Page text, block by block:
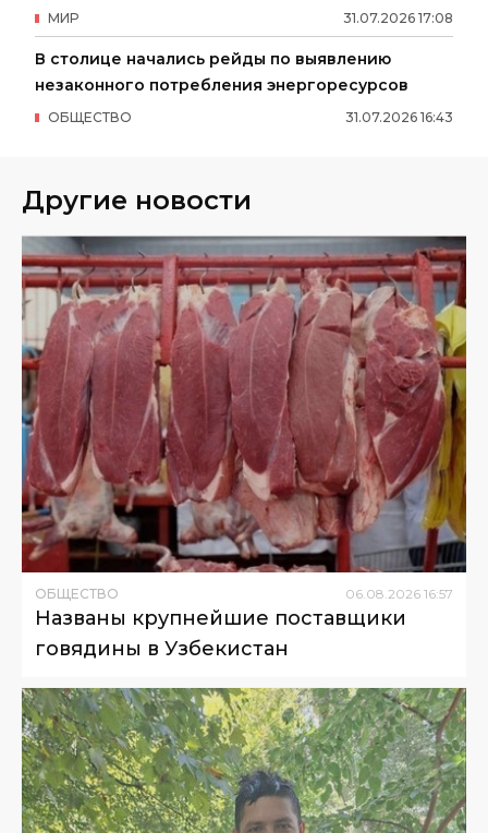
31.07.2026 17:08
МИР
В столице начались рейды по выявлению
незаконного потребления энергоресурсов
31.07.2026 16:43
ОБЩЕСТВО
Другие новости
ОБЩЕСТВО 06 08 2026 16:57
Названы крупнейшие поставщики
говядины в Узбекистан